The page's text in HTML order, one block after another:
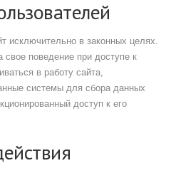
исключительно в законных целях.
свое поведение при доступе к
в работу сайта,
системы для сбора данных
доступ к его